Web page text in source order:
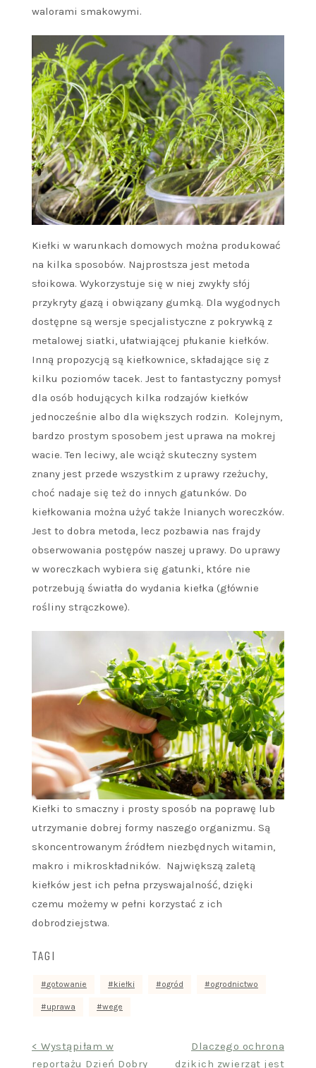
walorami smakowymi.
Kiełki w warunkach domowych można produkować
na kilka sposobów. Najprostsza jest metoda
słoikowa. Wykorzystuje się w niej zwykły słój
przykryty gazą i obwiązany gumką. Dla wygodnych
dostępne są wersje specjalistyczne z pokrywką z
metalowej siatki, ułatwiającej płukanie kiełków.
Inną propozycją są kiełkownice, składające się z
kilku poziomów tacek. Jest to fantastyczny pomysł
dla osób hodujących kilka rodzajów kiełków
jednocześnie albo dla większych rodzin. Kolejnym,
bardzo prostym sposobem jest uprawa na mokrej
wacie. Ten leciwy, ale wciąż skuteczny system
znany jest przede wszystkim z uprawy rzeżuchy,
choć nadaje się też do innych gatunków. Do
kiełkowania można użyć także lnianych woreczków.
Jest to dobra metoda, lecz pozbawia nas frajdy
obserwowania postępów naszej uprawy. Do uprawy
w woreczkach wybiera się gatunki, które nie
potrzebują światła do wydania kiełka (głównie
rośliny strączkowe).
Kiełki to smaczny i prosty sposób na poprawę lub
utrzymanie dobrej formy naszego organizmu. Są
skoncentrowanym źródłem niezbędnych witamin,
makro i mikroskładników. Największą zaletą
kiełków jest ich pełna przyswajalność, dzięki
czemu możemy w pełni korzystać z ich
dobrodziejstwa.
TAGI
gotowanie kiełki ogród ogrodnictwo
uprawa wege
Nawigacja< Wystąpiłam w
reportażu Dzień Dobry
Dlaczego ochrona
dzikich zwierząt jest